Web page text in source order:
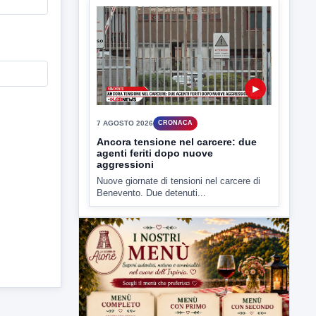
7 AGOSTO 2026 CRONACA
Ancora tensione nel carcere: due
agenti feriti dopo nuove
aggressioni
Nuove giornate di tensioni nel carcere di
Benevento. Due detenuti...